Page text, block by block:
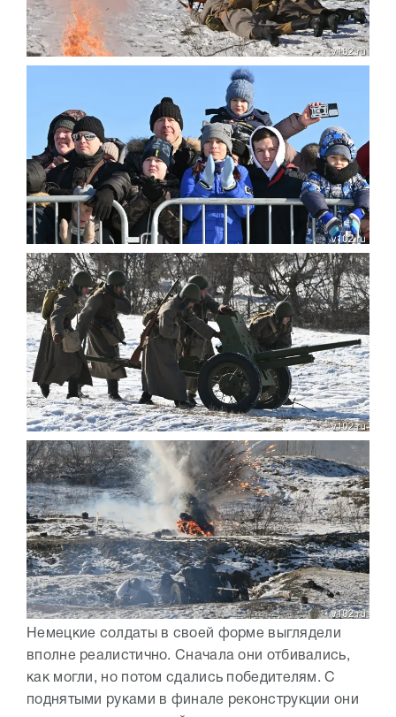
Немецкие солдаты в своей форме выглядели
вполне реалистично. Сначала они отбивались,
как могли, но потом сдались победителям. С
поднятыми руками в финале реконструкции они